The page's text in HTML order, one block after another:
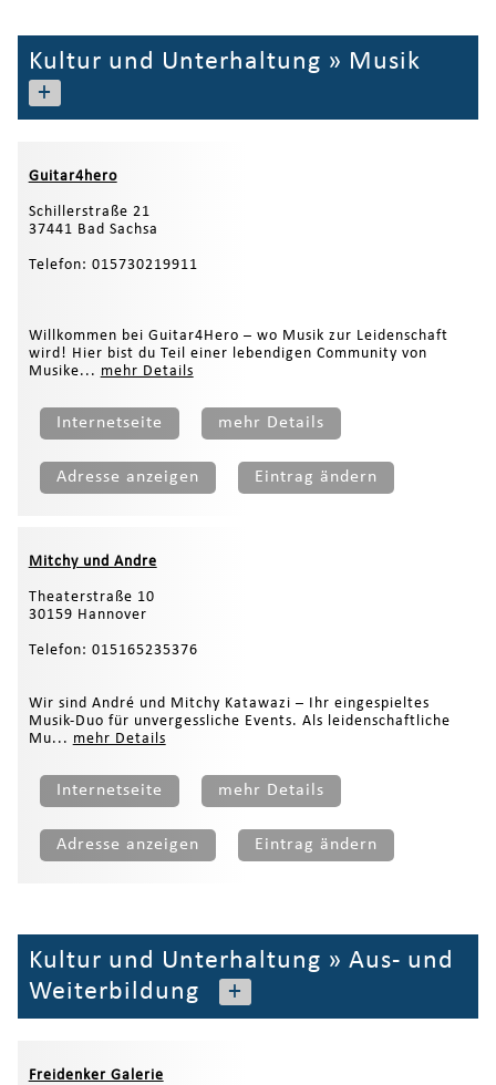
Kultur und Unterhaltung » Musik
+
Guitar4hero
Schillerstraße 21
37441 Bad Sachsa
Telefon: 015730219911
Willkommen bei Guitar4Hero – wo Musik zur Leidenschaft
wird! Hier bist du Teil einer lebendigen Community von
Musike... mehr Details
Internetseite mehr Details
Adresse anzeigen Eintrag ändern
Mitchy und Andre
Theaterstraße 10
30159 Hannover
Telefon: 015165235376
Wir sind André und Mitchy Katawazi – Ihr eingespieltes
Musik-Duo für unvergessliche Events. Als leidenschaftliche
Mu... mehr Details
Internetseite mehr Details
Adresse anzeigen Eintrag ändern
Kultur und Unterhaltung » Aus- und
Weiterbildung
+
Freidenker Galerie